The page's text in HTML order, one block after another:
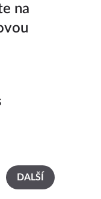
na
DALŠÍ